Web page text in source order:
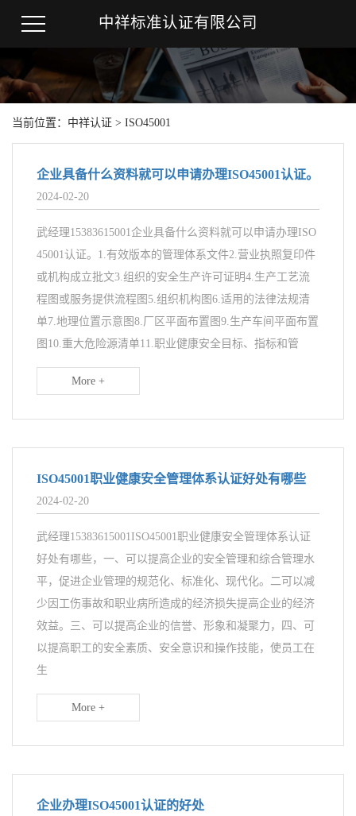
中祥标准认证有限公司
当前位置： 中祥认证 > ISO45001
企业具备什么资料就可以申请办理ISO45001认证。
2024-02-20
武经理15383615001企业具备什么资料就可以申请办理ISO
45001认证。1.有效版本的管理体系文件2.营业执照复印件
或机构成立批文3.组织的安全生产许可证明4.生产工艺流
程图或服务提供流程图5.组织机构图6.适用的法律法规清
单7.地理位置示意图8.厂区平面布置图9.生产车间平面布置
图10.重大危险源清单11.职业健康安全目标、指标和管
More +
ISO45001职业健康安全管理体系认证好处有哪些
2024-02-20
武经理15383615001ISO45001职业健康安全管理体系认证
好处有哪些，一、可以提高企业的安全管理和综合管理水
平，促进企业管理的规范化、标准化、现代化。二可以减
少因工伤事故和职业病所造成的经济损失提高企业的经济
效益。三、可以提高企业的信誉、形象和凝聚力，四、可
以提高职工的安全素质、安全意识和操作技能，使员工在
生
More +
企业办理ISO45001认证的好处